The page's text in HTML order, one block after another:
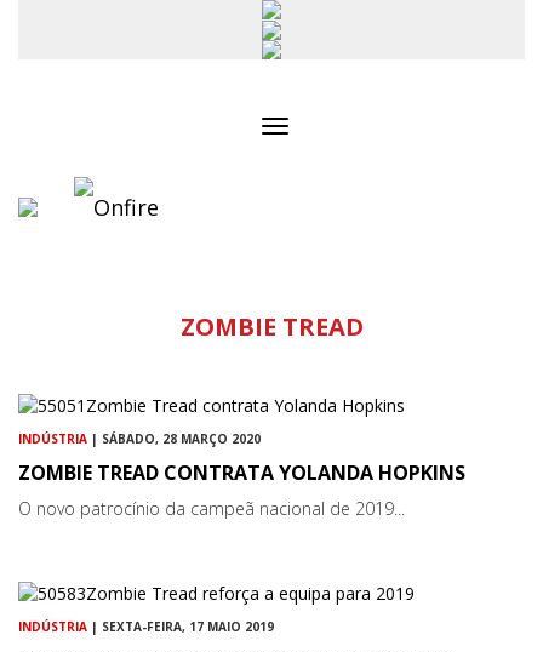
ZOMBIE TREAD
INDÚSTRIA | SÁBADO, 28 MARÇO 2020
ZOMBIE TREAD CONTRATA YOLANDA HOPKINS
O novo patrocínio da campeã nacional de 2019...
INDÚSTRIA | SEXTA-FEIRA, 17 MAIO 2019